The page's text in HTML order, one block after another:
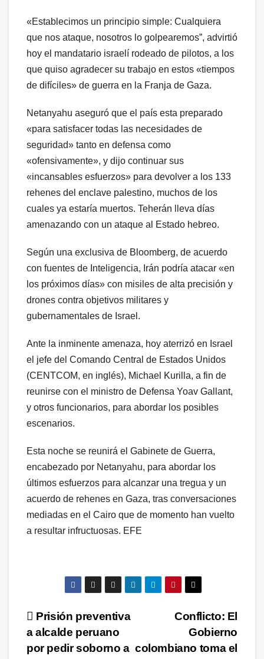
«Establecimos un principio simple: Cualquiera
que nos ataque, nosotros lo golpearemos”, advirtió
hoy el mandatario israelí rodeado de pilotos, a los
que quiso agradecer su trabajo en estos «tiempos
de difíciles» de guerra en la Franja de Gaza.
Netanyahu aseguró que el país esta preparado
«para satisfacer todas las necesidades de
seguridad» tanto en defensa como
«ofensivamente», y dijo continuar sus
«incansables esfuerzos» para devolver a los 133
rehenes del enclave palestino, muchos de los
cuales ya estaría muertos. Teherán lleva días
amenazando con un ataque al Estado hebreo.
Según una exclusiva de Bloomberg, de acuerdo
con fuentes de Inteligencia, Irán podría atacar «en
los próximos días» con misiles de alta precisión y
drones contra objetivos militares y
gubernamentales de Israel.
Ante la inminente amenaza, hoy aterrizó en Israel
el jefe del Comando Central de Estados Unidos
(CENTCOM, en inglés), Michael Kurilla, a fin de
reunirse con el ministro de Defensa Yoav Gallant,
y otros funcionarios, para abordar los posibles
escenarios.
Esta noche se reunirá el Gabinete de Guerra,
encabezado por Netanyahu, para abordar los
últimos esfuerzos para alcanzar una tregua y un
acuerdo de rehenes en Gaza, tras conversaciones
mediadas en el Cairo que de momento han vuelto
a resultar infructuosas. EFE
Navegación
de
Conflicto: El
Gobierno
colombiano toma el
Prisión preventiva
a alcalde peruano
por pedir soborno a